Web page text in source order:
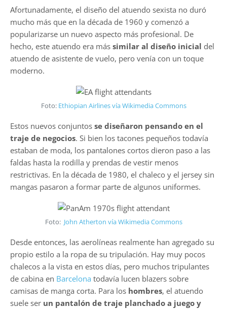
Afortunadamente, el diseño del atuendo sexista no duró
mucho más que en la década de 1960 y comenzó a
popularizarse un nuevo aspecto más profesional. De
hecho, este atuendo era más similar al diseño inicial del
atuendo de asistente de vuelo, pero venía con un toque
moderno.
Foto: Ethiopian Airlines vía Wikimedia Commons
Estos nuevos conjuntos se diseñaron pensando en el
traje de negocios. Si bien los tacones pequeños todavía
estaban de moda, los pantalones cortos dieron paso a las
faldas hasta la rodilla y prendas de vestir menos
restrictivas. En la década de 1980, el chaleco y el jersey sin
mangas pasaron a formar parte de algunos uniformes.
Foto: John Atherton vía Wikimedia Commons
Desde entonces, las aerolíneas realmente han agregado su
propio estilo a la ropa de su tripulación. Hay muy pocos
chalecos a la vista en estos días, pero muchos tripulantes
de cabina en Barcelona todavía lucen blazers sobre
camisas de manga corta. Para los hombres, el atuendo
suele ser un pantalón de traje planchado a juego y